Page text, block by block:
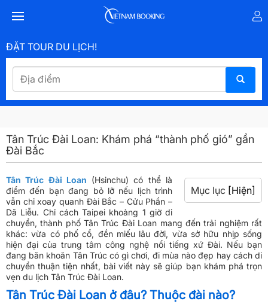
ĐẶT TOUR DU LỊCH!
Tân Trúc Đài Loan: Khám phá “thành phố gió” gần
Đài Bắc
Mục lục [Hiện]
Tân Trúc Đài Loan (Hsinchu) có thể là
điểm đến bạn đang bỏ lỡ nếu lịch trình
vẫn chỉ xoay quanh Đài Bắc – Cửu Phần –
Dã Liễu. Chỉ cách Taipei khoảng 1 giờ di
chuyển, thành phố Tân Trúc Đài Loan mang đến trải nghiệm rất
khác: vừa có phố cổ, đền miếu lâu đời, vừa sở hữu nhịp sống
hiện đại của trung tâm công nghệ nổi tiếng xứ Đài. Nếu bạn
đang băn khoăn Tân Trúc có gì chơi, đi mùa nào đẹp hay cách di
chuyển thuận tiện nhất, bài viết này sẽ giúp bạn khám phá trọn
vẹn du lịch Tân Trúc Đài Loan.
Tân Trúc Đài Loan ở đâu? Thuộc đài nào?